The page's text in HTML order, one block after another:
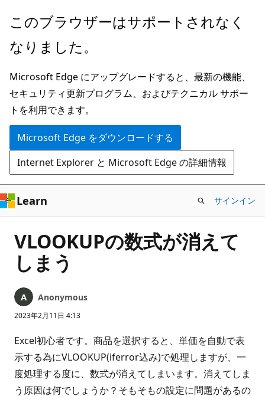
メ
ン
ン
テ
ン
ツ
に
ス
キ
ッ
プ
このブラウザーはサポートされなく
なりました。
Microsoft Edge にアップグレードすると、最新の機能、
セキュリティ更新プログラム、およびテクニカル サポー
トを利用できます。
Microsoft Edge をダウンロードする
Internet Explorer と Microsoft Edge の詳細情報
Learn サインイン
VLOOKUPの数式が消えて
しまう
Anonymous
2023年2月11日 4:13
Excel初心者です。商品を選択すると、単価を自動で表
示する為にVLOOKUP(iferror込み)で処理しますが、一
度処理する度に、数式が消えてしまいます。消えてしま
う原因は何でしょうか？そもそもの設定に問題があるの